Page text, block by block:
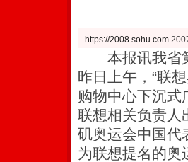
https://2008.sohu.com
本报讯我省
昨日上午，“联
购物中心下沉式
联想相关负责人
矶奥运会中国代
为联想提名的奥